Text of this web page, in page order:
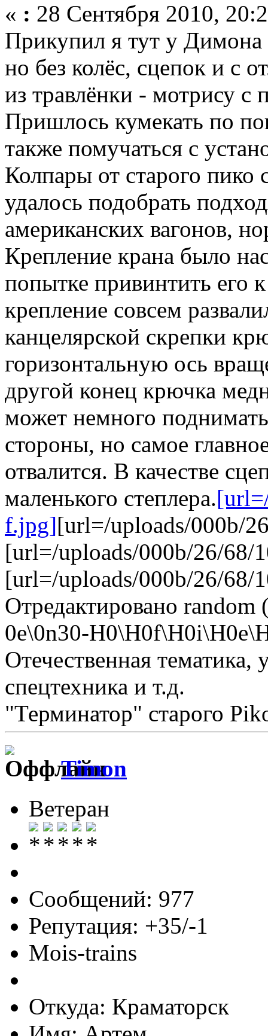
« : 28 Сентября 2010,
Прикупил я тут у
но без колёс, сцепок и с
из травлёнки - мотрису с
Пришлось кумекать по
также помучаться с
Колпары от старого
удалось подобрать
американских вагонов,
Крепление крана было
попытке привинтить его
крепление совсем
канцелярской скрепки
горизонтальную ось
другой конец крючка
может немного
стороны, но самое
отвалится. В качестве
маленького степлера.
f.jpg][url=/uploads/000b/
[url=/uploads/000b/26/68/
[url=/uploads/000b/26/68/
Отредактировано
0е\0n30-
Отечественная тематика,
спецтехника и т.д.
"Терминатор" старого
Timon
Ветеран
Сообщений: 977
Репутация: +35/-1
Mois-trains
Откуда: Краматорск